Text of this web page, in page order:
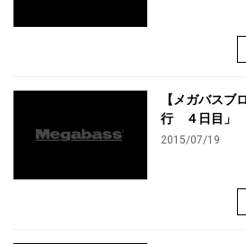
【メガバスブ
行 ４日目」
2015/07/19